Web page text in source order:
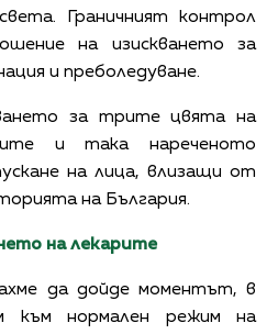
Граничният контрол
на изискването за
и преболедуване.
за трите цвята на
и така нареченото
на лица, влизащи от
на България.
на лекарите
да дойде моментът, в
към нормален режим на